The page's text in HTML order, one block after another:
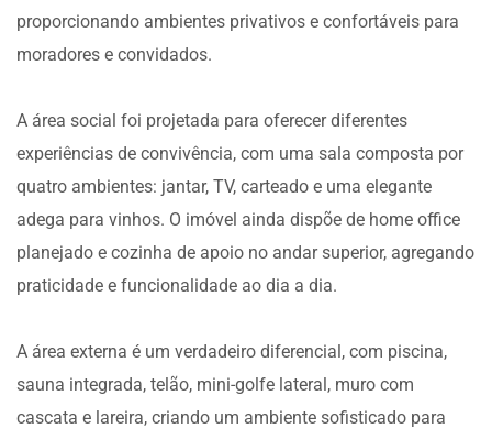
proporcionando ambientes privativos e confortáveis para
moradores e convidados.
A área social foi projetada para oferecer diferentes
experiências de convivência, com uma sala composta por
quatro ambientes: jantar, TV, carteado e uma elegante
adega para vinhos. O imóvel ainda dispõe de home office
planejado e cozinha de apoio no andar superior, agregando
praticidade e funcionalidade ao dia a dia.
A área externa é um verdadeiro diferencial, com piscina,
sauna integrada, telão, mini-golfe lateral, muro com
cascata e lareira, criando um ambiente sofisticado para